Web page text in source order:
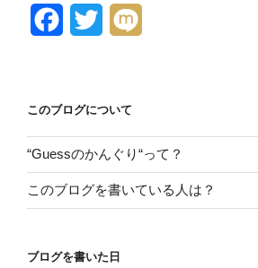
e
b
o
o
t
t
r
このブログについて
“Guessのかんぐり“って？
このブログを書いている人は？
ブログを書いた日